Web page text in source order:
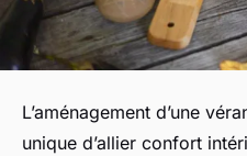
L’aménagement d’une
unique d’allier confort